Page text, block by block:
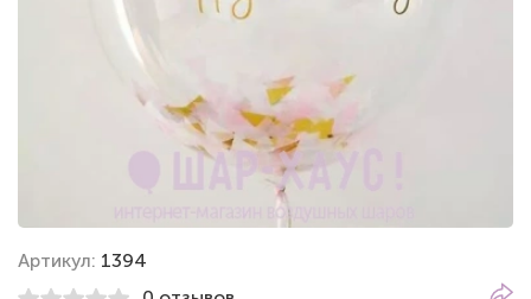
Артикул: 1394